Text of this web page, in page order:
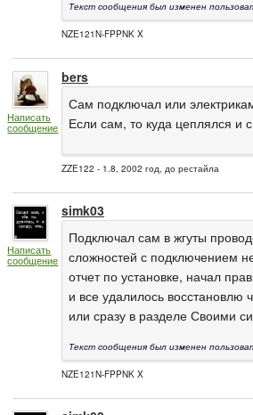
Текст сообщения был изменен
NZE121N-FPPNK X
Написать
сообщение
bers
Сам подключал или
Если сам, то куда цеплялся и
ZZE122 - 1.8, 2002 год, до рестайла
Написать
сообщение
simk03
Подключал сам в жгуты
сложностей с подключением
отчет по установке, начал
и все удалилось восстановлю
или сразу в разделе Своими
Текст сообщения был изменен
NZE121N-FPPNK X